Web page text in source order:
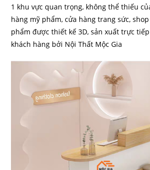
1 khu vực quan trọng, không thể thiếu
hàng mỹ phẩm, cửa hàng trang sức,
phẩm được thiết kế 3D, sản xuất trực
khách hàng bởi Nội Thất Mộc Gia